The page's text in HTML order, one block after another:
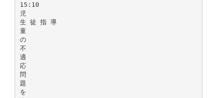
15:10
児
生 徒 指 導
童
の
不
適
応
問
題
を